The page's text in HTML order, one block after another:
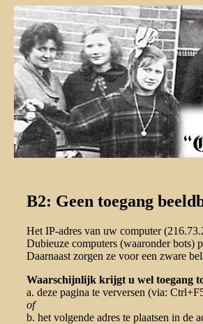
B2: Geen toegang
Het IP-adres van uw computer
Dubieuze computers (waaronder bots)
Daarnaast zorgen ze voor een zware
Waarschijnlijk krijgt u wel toegang
a. deze pagina te verversen (via:
of
b. het volgende adres te plaatsen in de